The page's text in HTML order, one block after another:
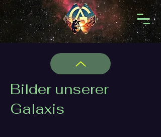
Bilder unserer
Galaxis